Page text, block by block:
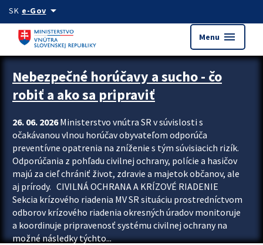
Preskocit na hlavný obsah
SK e-Govarrow_drop_down
Menu menu
Zastavit automatický posun upútavok
Nebezpečné horúčavy a sucho - čo
robiť a ako sa pripraviť
26. 06. 2026Ministerstvo vnútra SR v súvislosti s
očakávanou vlnou horúčav obyvateľom odporúča
preventívne opatrenia na zníženie s tým súvisiacich rizík.
Odporúčania z pohľadu civilnej ochrany, polície a hasičov
majú za cieľ chrániť život, zdravie a majetok občanov, ale
aj prírody. CIVILNÁ OCHRANA A KRÍZOVÉ RIADENIE
Sekcia krízového riadenia MV SR situáciu prostredníctvom
odborov krízového riadenia okresných úradov monitoruje
a koordinuje pripravenosť systému civilnej ochrany na
možné následky týchto...